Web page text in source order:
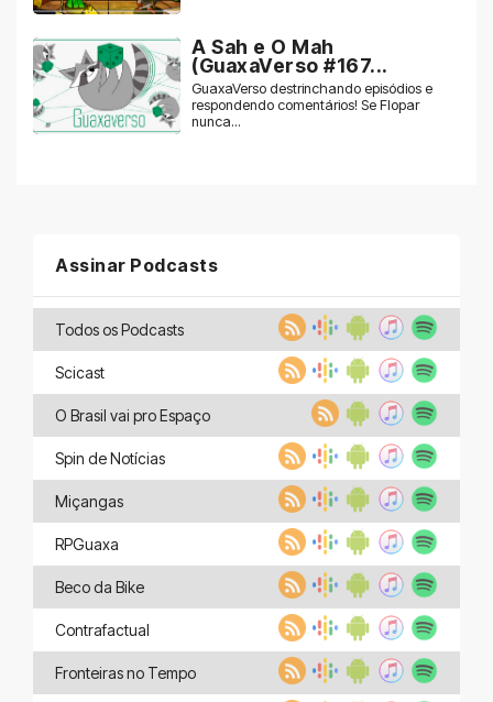
A Sah e O Mah
(GuaxaVerso #167...
GuaxaVerso destrinchando episódios e
respondendo comentários! Se Flopar
nunca...
Assinar Podcasts
Todos os Podcasts
Scicast
O Brasil vai pro Espaço
Spin de Notícias
Miçangas
RPGuaxa
Beco da Bike
Contrafactual
Fronteiras no Tempo